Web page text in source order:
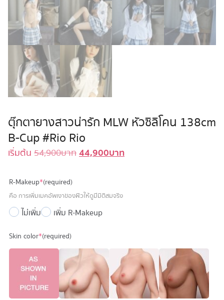
ตุ๊กตายางสาวน่ารัก MLW หัวซิลิโคน 138cm
B-Cup #Rio Rio
เริ่มต้น 54,900บาทOriginal
54,900 บาท.
44,900บาทCurrent
R-Makeup*(required)
คือ การเพิ่มเมคอัพเงาของผิวให้ดูมีมิติสมจริง
ไม่เพิ่ม เพิ่ม R-Makeup
Skin color*(required)